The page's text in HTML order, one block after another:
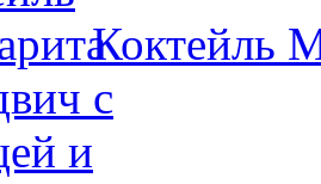
Коктейль